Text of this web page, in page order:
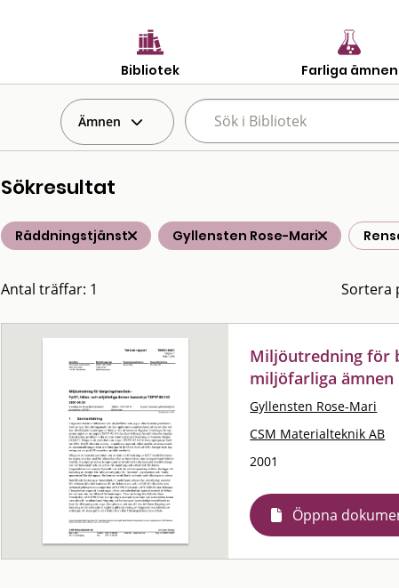
Bibliotek Farliga ämnen
Ämnen
Sökresultat
Räddningstjänst Gyllensten Rose-Mari
Antal träffar: 1 Sortera
Miljöutredning för
miljöfarliga ämnen
Gyllensten Rose-Mari
CSM Materialteknik AB
2001
Öppna